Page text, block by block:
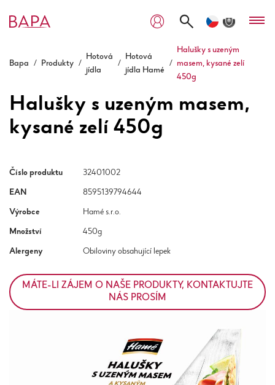
Bapa / Produkty /
Hotová
jídla
/
Hotová
jídla Hamé
/
Halušky s uzeným
masem, kysané zelí
450g
Halušky s uzeným masem,
kysané zelí 450g
Číslo produktu 32401002
EAN 8595139794644
Výrobce Hamé s.r.o.
Množství 450g
Alergeny Obiloviny obsahující lepek
MÁTE-LI ZÁJEM O NAŠE PRODUKTY, KONTAKTUJTE
NÁS PROSÍM